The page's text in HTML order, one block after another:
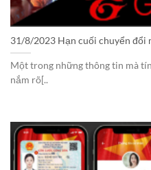
31/8/2023 Hạn cuối chuyển đổi
Một trong những thông tin mà
nắm rõ[..